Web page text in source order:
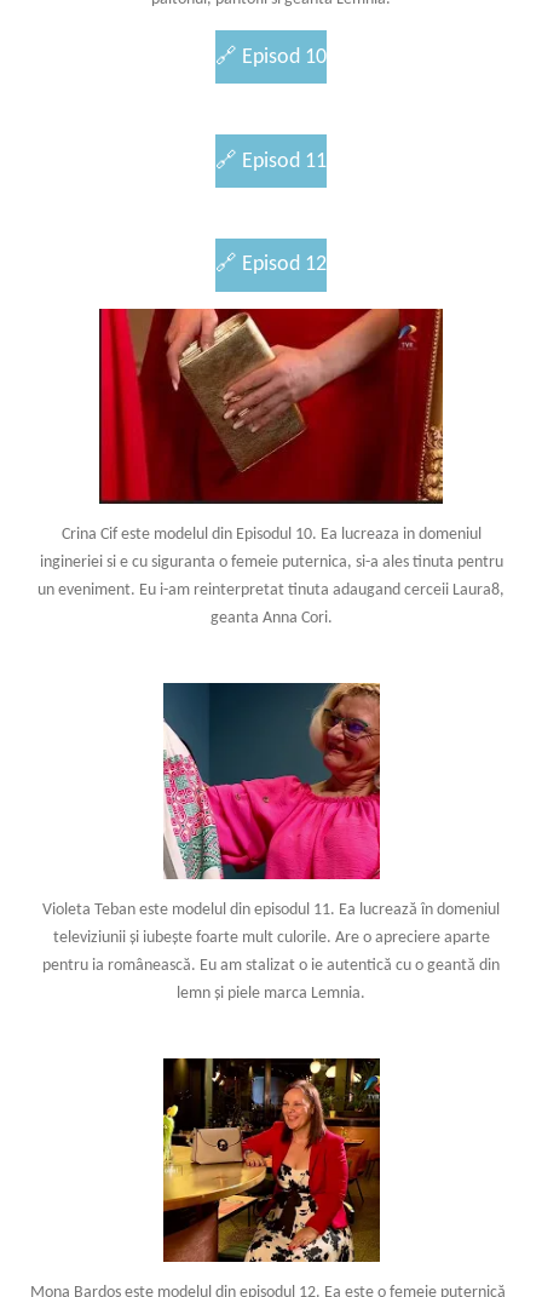
🔗 Episod 10
🔗 Episod 11
🔗 Episod 12
Crina Cif este modelul din Episodul 10. Ea lucreaza in domeniul
ingineriei si e cu siguranta o femeie puternica, si-a ales tinuta pentru
un eveniment. Eu i-am reinterpretat tinuta adaugand cerceii Laura8,
geanta Anna Cori.
Violeta Teban este modelul din episodul 11. Ea lucrează în domeniul
televiziunii și iubește foarte mult culorile. Are o apreciere aparte
pentru ia românească. Eu am stalizat o ie autentică cu o geantă din
lemn și piele marca Lemnia.
Mona Bardos este modelul din episodul 12. Ea este o femeie puternică